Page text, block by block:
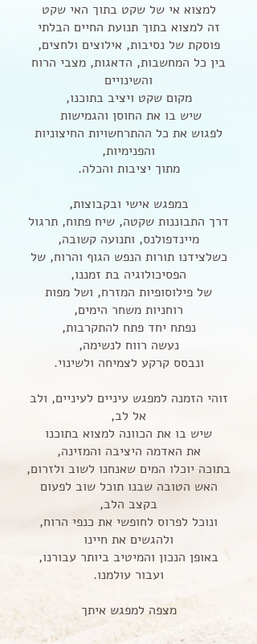
למצוא אי של שקט בתוך האי שקט
זה למצוא בתוך תנועת החיים הבלתי
פוסקת של נסיבות, אילוצים ולחצים,
בין כל המחשבות, הדאגות, מצבי הרוח
והשינויים
מקום שקט ויציב בתוכנו,
שיש בו את החוסן והגמישות
לפגוש את כל ההתרחשויות החיצוניות
והפנימיות,
מתוך יציבות והכלה.
במפגש אישי ובקבוצות,
דרך התבוננות שקטה, שיח פתוח, תרגול
מיינדפולנס, ותנועה קשובה,
כשלצידנו תורות הנפש הגוף והרוח,של
הפסיכולוגיה בת זמננו,
של פילוסופיות המזרח, ושל מפות
רוחניות משחר הימים,
נפתח יחד פתח להתקרבות,
נעשה רווח לנשימה,
ונבסס קרקע לצמיחה ולשינוי.
זוהי הזמנה למפגש עיניים לעיניים, ולב
אל לב,
שיש בו את הכוונה למצוא בתוכנו
את האדמה היציבה והמזינה,
בתוכה יוכלו המים שאנחנו לשוב ולזרום,
האש הטובה שבנו תוכל שוב לפעום
בקצב הלב,
ונוכל לפרוס לחופשי את כנפי הרוח,
ולהגשים את חיינו
באופן הנכון והמיטיב ביותר עבורנו,
ועבור עולמנו.
מצפה למפגש איתך